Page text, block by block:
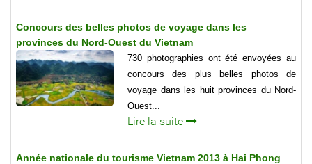
Concours des belles photos de voyage dans les
provinces du Nord-Ouest du Vietnam
730 photographies ont été envoyées au
concours des plus belles photos de
voyage dans les huit provinces du Nord-
Ouest...
Lire la suite
Année nationale du tourisme Vietnam 2013 à Hai Phong